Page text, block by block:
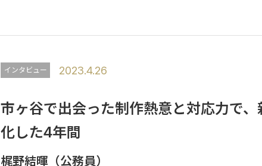
インタビュー 2023.4.26
市ヶ谷で出会った制作熱意と対応力で
化した4年間
梶野結暉（公務員）